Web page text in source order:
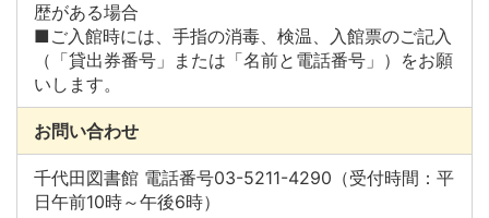
歴がある場合
■ご入館時には、手指の消毒、検温、入館票のご記入
（「貸出券番号」または「名前と電話番号」）をお願
いします。
お問い合わせ
千代田図書館 電話番号03-5211-4290（受付時間：平
日午前10時～午後6時）